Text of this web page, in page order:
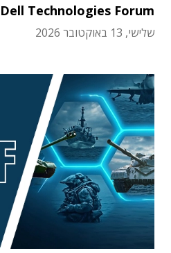
Dell Technologies Forum
שלישי, 13 באוקטובר 2026